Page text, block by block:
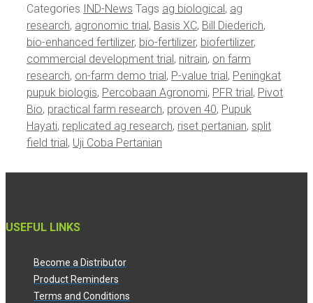
Categories IND-News Tags ag biological, ag
research, agronomic trial, Basis XC, Bill Diederich,
bio-enhanced fertilizer, bio-fertilizer, biofertilizer,
commercial development trial, nitrain, on farm
research, on-farm demo trial, P-value trial, Peningkat
pupuk biologis, Percobaan Agronomi, PFR trial, Pivot
Bio, practical farm research, proven 40, Pupuk
Hayati, replicated ag research, riset pertanian, split
field trial, Uji Coba Pertanian
USEFUL LINKS
Become a Distributor
Product Reminders
Terms and Conditions